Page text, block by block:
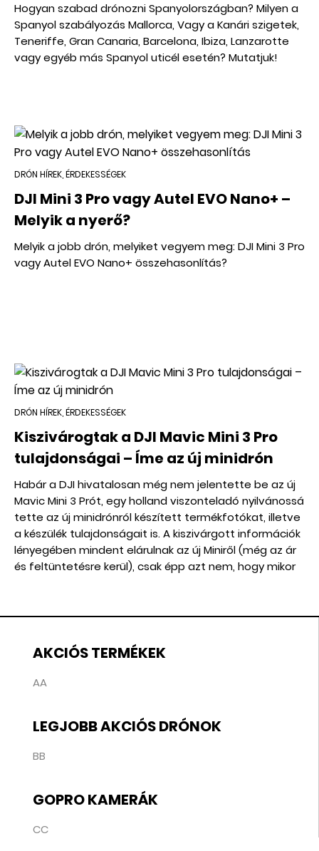
Hogyan szabad drónozni Spanyolországban? Milyen a
Spanyol szabályozás Mallorca, Vagy a Kanári szigetek,
Teneriffe, Gran Canaria, Barcelona, Ibiza, Lanzarotte
vagy egyéb más Spanyol uticél esetén? Mutatjuk!
DRÓN HÍREK, ÉRDEKESSÉGEK
DJI Mini 3 Pro vagy Autel EVO Nano+ –
Melyik a nyerő?
Melyik a jobb drón, melyiket vegyem meg: DJI Mini 3 Pro
vagy Autel EVO Nano+ összehasonlítás?
DRÓN HÍREK, ÉRDEKESSÉGEK
Kiszivárogtak a DJI Mavic Mini 3 Pro
tulajdonságai – Íme az új minidrón
Habár a DJI hivatalosan még nem jelentette be az új
Mavic Mini 3 Prót, egy holland viszonteladó nyilvánossá
tette az új minidrónról készített termékfotókat, illetve
a készülék tulajdonságait is. A kiszivárgott információk
lényegében mindent elárulnak az új Miniről (még az ár
és feltüntetésre kerül), csak épp azt nem, hogy mikor
AKCIÓS TERMÉKEK
AA
LEGJOBB AKCIÓS DRÓNOK
BB
GOPRO KAMERÁK
CC